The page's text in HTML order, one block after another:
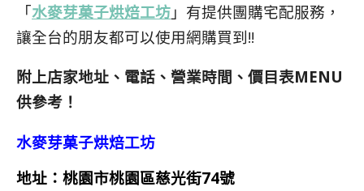
「水麥芽菓子烘焙工坊 」有提供團購宅配服務，
讓全台的朋友都可以使用網購買到!!
附上店家地址、電話、營業時間、價目表MENU
供參考！
水麥芽菓子烘焙工坊
地址：桃園市桃園區慈光街74號